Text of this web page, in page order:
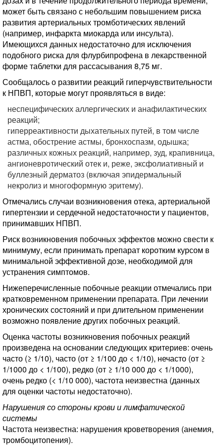
может быть связано с небольшим повышением риска
развития артериальных тромботических явлений
(например, инфаркта миокарда или инсульта).
Имеющихся данных недостаточно для исключения
подобного риска для флурбипрофена в лекарственной
форме таблетки для рассасывания 8,75 мг.
Сообщалось о развитии реакций гиперчувствительности
к НПВП, которые могут проявляться в виде:
неспецифических аллергических и анафилактических
реакций;
гиперреактивности дыхательных путей, в том числе
астма, обострение астмы, бронхоспазм, одышка;
различных кожных реакций, например, зуд, крапивница,
ангионевротический отек и, реже, эксфолиативный и
буллезный дерматоз (включая эпидермальный
некролиз и многоформную эритему).
Отмечались случаи возникновения отека, артериальной
гипертензии и сердечной недостаточности у пациентов,
принимавших НПВП.
Риск возникновения побочных эффектов можно свести к
минимуму, если принимать препарат коротким курсом в
минимальной эффективной дозе, необходимой для
устранения симптомов.
Нижеперечисленные побочные реакции отмечались при
кратковременном применении препарата. При лечении
хронических состояний и при длительном применении
возможно появление других побочных реакций.
Оценка частоты возникновения побочных реакций
произведена на основании следующих критериев: очень
часто (≥ 1/10), часто (от ≥ 1/100 до < 1/10), нечасто (от ≥
1/1000 до < 1/100), редко (от ≥ 1/10 000 до < 1/1000),
очень редко (< 1/10 000), частота неизвестна (данных
для оценки частоты недостаточно).
Нарушения со стороны крови и лимфатической
системы
Частота неизвестна: нарушения кроветворения (анемия,
тромбоцитопения).